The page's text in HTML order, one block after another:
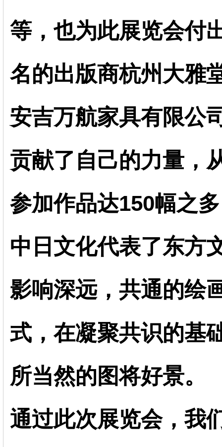
等，也为此展览会付
名的出版商杭州大雅
安吉万航家具有限公
贡献了自己的力量，
参加作品达150幅之
中日文化代表了东方
影响深远，共通的绘
式，在凝聚共识的基
所当然的 图将好景。
通过此次展览会，我